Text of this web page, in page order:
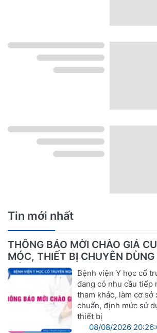
Tin mới nhất
THÔNG BÁO MỜI CHÀO GIÁ
MÓC, THIẾT BỊ CHUYÊN
TẾ
Bệnh viện Y học cổ
đang có nhu cầu tiếp
tham khảo, làm cơ sở
chuẩn, định mức sử
thiết bị
08/08/2026